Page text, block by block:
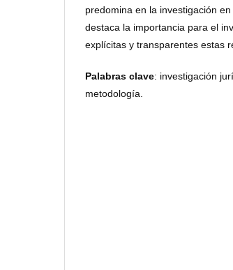
predomina en la investigación
destaca la importancia para el
explícitas y transparentes estas
Palabras clave: investigación
metodología.